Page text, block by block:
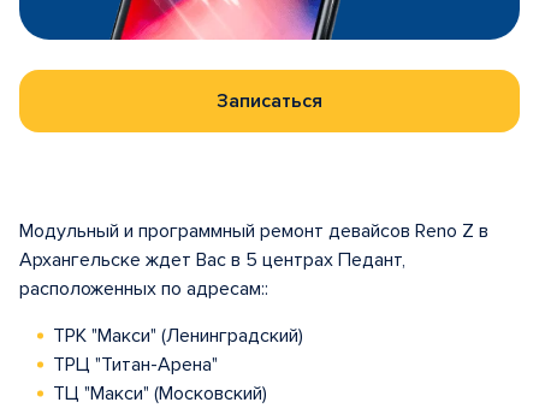
Записаться
Модульный и программный ремонт девайсов Reno Z в
Архангельске ждет Вас в 5 центрах Педант,
расположенных по адресам::
ТРК "Макси" (Ленинградский)
ТРЦ "Титан-Арена"
ТЦ "Макси" (Московский)